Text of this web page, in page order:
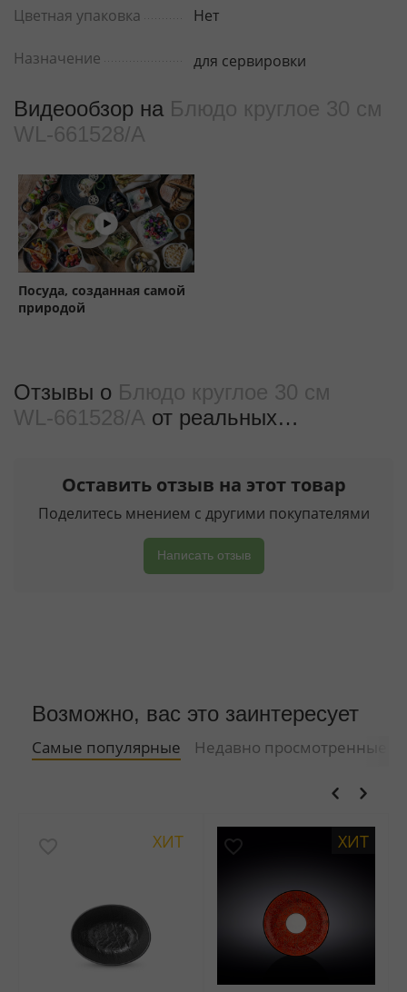
Цветная упаковка Нет
Назначение для сервировки
Видеообзор на Блюдо круглое 30 см
WL‑661528/A
Посуда, созданная самой
природой
Отзывы о Блюдо круглое 30 см
WL‑661528/A от реальных
Оставить отзыв на этот товар
Поделитесь мнением с другими покупателями
Написать отзыв
Возможно, вас это заинтересует
Самые популярные Недавно просмотренные
ХИТ ХИТ